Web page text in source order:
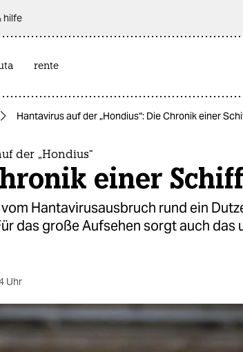
hilfe
rente
Hantavirus auf der „Hondius“: Die Chronik einer
der „Hondius“
einer
Hanta­virusausbruch rund ein
das große Aufsehen sorgt auch das
Uhr